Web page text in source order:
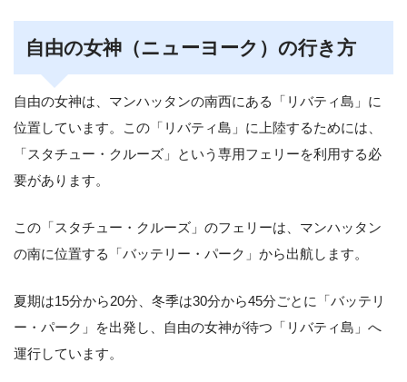
自由の女神（ニューヨーク）の行き方
自由の女神は、マンハッタンの南西にある「リバティ島」に
位置しています。この「リバティ島」に上陸するためには、
「スタチュー・クルーズ」という専用フェリーを利用する必
要があります。
この「スタチュー・クルーズ」のフェリーは、マンハッタン
の南に位置する「バッテリー・パーク」から出航します。
夏期は15分から20分、冬季は30分から45分ごとに「バッテリ
ー・パーク」を出発し、自由の女神が待つ「リバティ島」へ
運行しています。